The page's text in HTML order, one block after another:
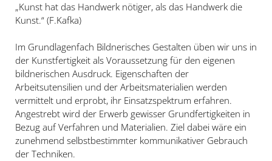
„Kunst hat das Handwerk nötiger, als das Handwerk die
Kunst.“ (F.Kafka)
Im Grundlagenfach Bildnerisches Gestalten üben wir uns in
der Kunstfertigkeit als Voraussetzung für den eigenen
bildnerischen Ausdruck. Eigenschaften der
Arbeitsutensilien und der Arbeitsmaterialien werden
vermittelt und erprobt, ihr Einsatzspektrum erfahren.
Angestrebt wird der Erwerb gewisser Grundfertigkeiten in
Bezug auf Verfahren und Materialien. Ziel dabei wäre ein
zunehmend selbstbestimmter kommunikativer Gebrauch
der Techniken.